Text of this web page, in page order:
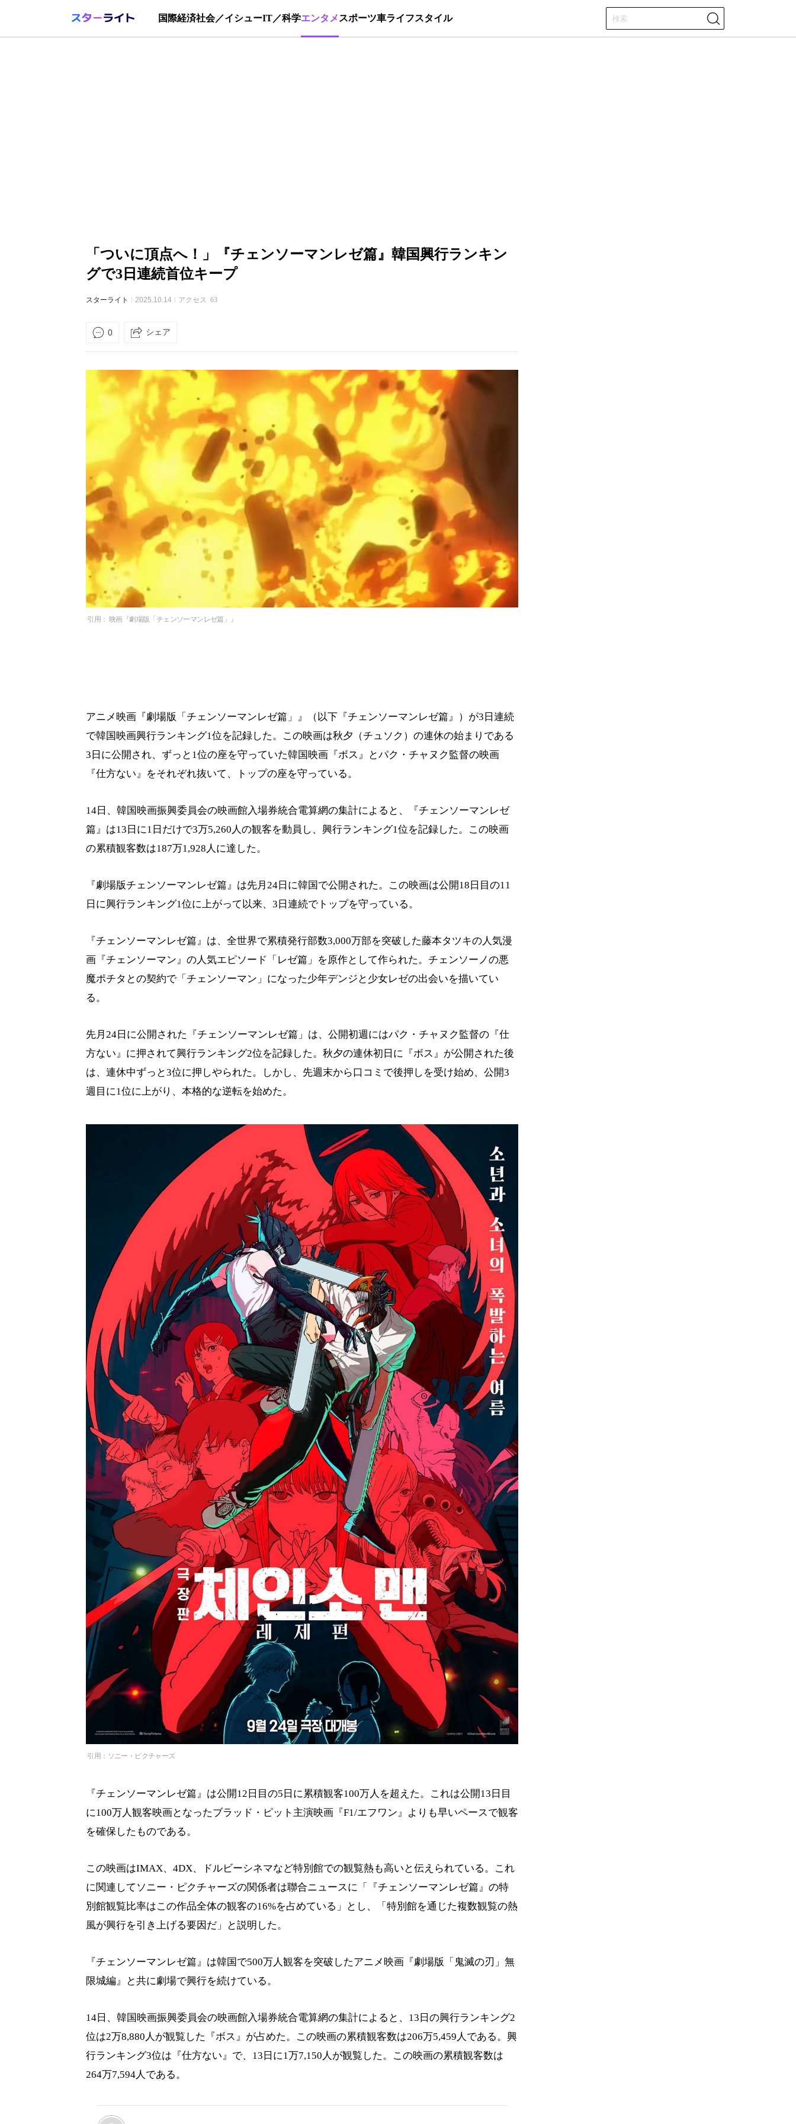
国際経済社会／イシューIT／科学エンタメ スポーツ車ライフスタイル
「ついに頂点へ！」『チェンソーマンレゼ篇』韓国興行ランキン
グで3日連続首位キープ
スターライト 2025.10.14 アクセス 63
0 シェア
引用： 映画『劇場版「チェンソーマンレゼ篇」』
アニメ映画『劇場版「チェンソーマンレゼ篇」』（以下『チェンソーマンレゼ篇』）が3日連続
で韓国映画興行ランキング1位を記録した。この映画は秋夕（チュソク）の連休の始まりである
3日に公開され、ずっと1位の座を守っていた韓国映画『ボス』とパク・チャヌク監督の映画
『仕方ない』をそれぞれ抜いて、トップの座を守っている。
14日、韓国映画振興委員会の映画館入場券統合電算網の集計によると、『チェンソーマンレゼ
篇』は13日に1日だけで3万5,260人の観客を動員し、興行ランキング1位を記録した。この映画
の累積観客数は187万1,928人に達した。
『劇場版チェンソーマンレゼ篇』は先月24日に韓国で公開された。この映画は公開18日目の11
日に興行ランキング1位に上がって以来、3日連続でトップを守っている。
『チェンソーマンレゼ篇』は、全世界で累積発行部数3,000万部を突破した藤本タツキの人気漫
画『チェンソーマン』の人気エピソード「レゼ篇」を原作として作られた。チェンソーノの悪
魔ポチタとの契約で「チェンソーマン」になった少年デンジと少女レゼの出会いを描いてい
る。
先月24日に公開された『チェンソーマンレゼ篇」は、公開初週にはパク・チャヌク監督の『仕
方ない』に押されて興行ランキング2位を記録した。秋夕の連休初日に『ボス』が公開された後
は、連休中ずっと3位に押しやられた。しかし、先週末から口コミで後押しを受け始め、公開3
週目に1位に上がり、本格的な逆転を始めた。
引用：ソニー・ピクチャーズ
『チェンソーマンレゼ篇』は公開12日目の5日に累積観客100万人を超えた。これは公開13日目
に100万人観客映画となったブラッド・ピット主演映画『F1/エフワン』よりも早いペースで観客
を確保したものである。
この映画はIMAX、4DX、ドルビーシネマなど特別館での観覧熱も高いと伝えられている。これ
に関連してソニー・ピクチャーズの関係者は聯合ニュースに「『チェンソーマンレゼ篇』の特
別館観覧比率はこの作品全体の観客の16%を占めている」とし、「特別館を通じた複数観覧の熱
風が興行を引き上げる要因だ」と説明した。
『チェンソーマンレゼ篇』は韓国で500万人観客を突破したアニメ映画『劇場版「鬼滅の刃」無
限城編』と共に劇場で興行を続けている。
14日、韓国映画振興委員会の映画館入場券統合電算網の集計によると、13日の興行ランキング2
位は2万8,880人が観覧した『ボス』が占めた。この映画の累積観客数は206万5,459人である。興
行ランキング3位は『仕方ない』で、13日に1万7,150人が観覧した。この映画の累積観客数は
264万7,594人である。